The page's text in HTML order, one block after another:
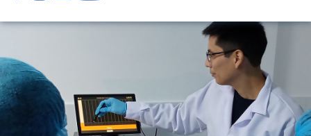
de
Laboratorio